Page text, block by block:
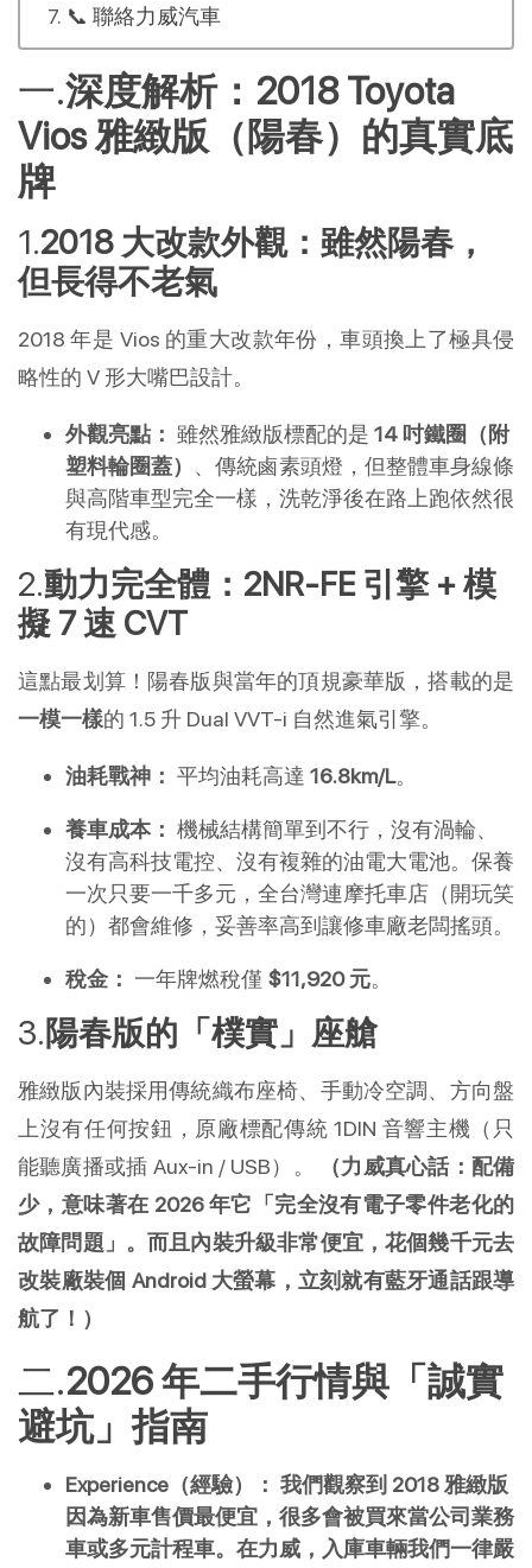
📞 聯絡力威汽車
深度解析：2018 Toyota
Vios 雅緻版（陽春）的真實底
牌
2018 大改款外觀：雖然陽春，
但長得不老氣
2018 年是 Vios 的重大改款年份，車頭換上了極具侵
略性的 V 形大嘴巴設計。
外觀亮點： 雖然雅緻版標配的是 14 吋鐵圈（附
塑料輪圈蓋） 、傳統鹵素頭燈，但整體車身線條
與高階車型完全一樣，洗乾淨後在路上跑依然很
有現代感。
動力完全體：2NR-FE 引擎 + 模
擬 7 速 CVT
這點最划算！陽春版與當年的頂規豪華版，搭載的是
一模一樣的 1.5 升 Dual VVT-i 自然進氣引擎。
油耗戰神： 平均油耗高達 16.8km/L。
養車成本： 機械結構簡單到不行，沒有渦輪、
沒有高科技電控、沒有複雜的油電大電池。保養
一次只要一千多元，全台灣連摩托車店（開玩笑
的）都會維修，妥善率高到讓修車廠老闆搖頭。
稅金： 一年牌燃稅僅 $11,920 元。
陽春版的「樸實」座艙
雅緻版內裝採用傳統織布座椅、手動冷空調、方向盤
上沒有任何按鈕，原廠標配傳統 1DIN 音響主機（只
能聽廣播或插 Aux-in / USB）。
（力威真心話：配備
少，意味著在 2026 年它「完全沒有電子零件老化的
故障問題」。而且內裝升級非常便宜，花個幾千元去
改裝廠裝個 Android 大螢幕，立刻就有藍牙通話跟導
航了！）
2026 年二手行情與「誠實
避坑」指南
Experience（經驗）： 我們觀察到 2018 雅緻版
因為新車售價最便宜，很多會被買來當公司業務
車或多元計程車。在力威，入庫車輛我們一律嚴